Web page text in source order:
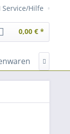
Service/Hilfe
0,00 € *
